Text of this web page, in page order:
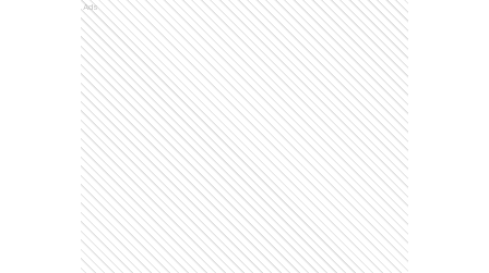
Ads